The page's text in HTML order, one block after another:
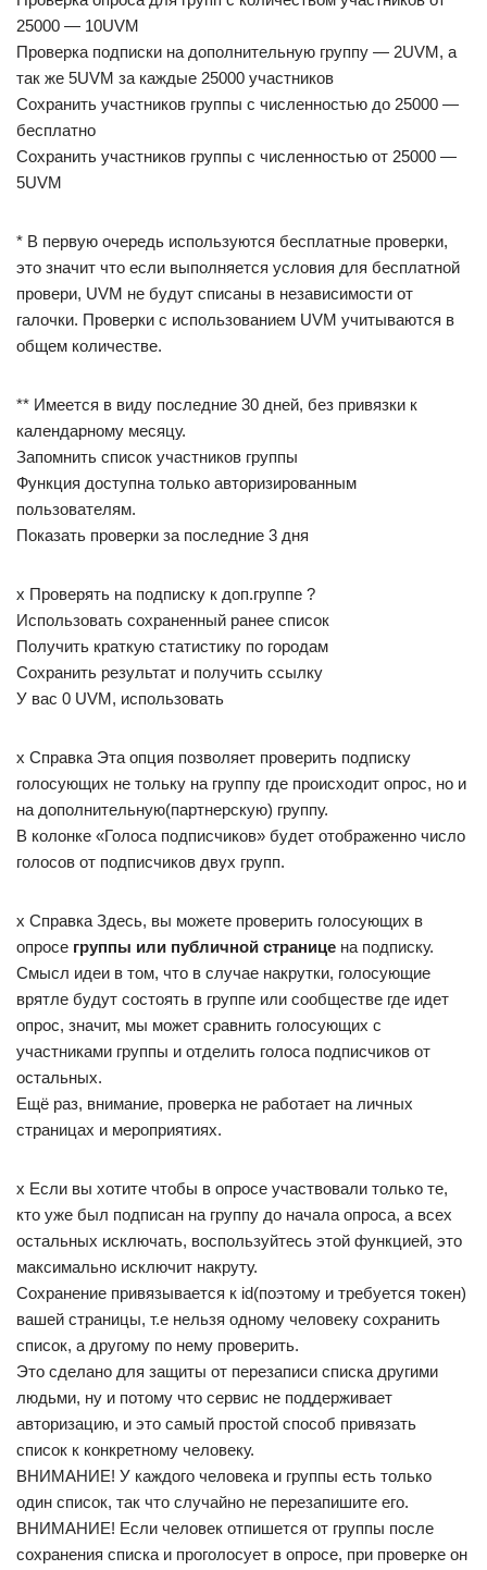
25000 — 10UVM
Проверка подписки на дополнительную группу — 2UVM, а
так же 5UVM за каждые 25000 участников
Сохранить участников группы с численностью до 25000 —
бесплатно
Сохранить участников группы с численностью от 25000 —
5UVM
* В первую очередь используются бесплатные проверки,
это значит что если выполняется условия для бесплатной
провери, UVM не будут списаны в независимости от
галочки. Проверки с использованием UVM учитываются в
общем количестве.
** Имеется в виду последние 30 дней, без привязки к
календарному месяцу.
Запомнить список участников группы
Функция доступна только авторизированным
пользователям.
Показать проверки за последние 3 дня
x Проверять на подписку к доп.группе ?
Использовать сохраненный ранее список
Получить краткую статистику по городам
Сохранить результат и получить ссылку
У вас 0 UVM, использовать
x Справка Эта опция позволяет проверить подписку
голосующих не тольку на группу где происходит опрос, но и
на дополнительную(партнерскую) группу.
В колонке «Голоса подписчиков» будет отображенно число
голосов от подписчиков двух групп.
x Справка Здесь, вы можете проверить голосующих в
опросе группы или публичной странице на подписку.
Смысл идеи в том, что в случае накрутки, голосующие
врятле будут состоять в группе или сообществе где идет
опрос, значит, мы может сравнить голосующих с
участниками группы и отделить голоса подписчиков от
остальных.
Ещё раз, внимание, проверка не работает на личных
страницах и мероприятиях.
x Если вы хотите чтобы в опросе участвовали только те,
кто уже был подписан на группу до начала опроса, а всех
остальных исключать, воспользуйтесь этой функцией, это
максимально исключит накруту.
Сохранение привязывается к id(поэтому и требуется токен)
вашей страницы, т.е нельзя одному человеку сохранить
список, а другому по нему проверить.
Это сделано для защиты от перезаписи списка другими
людьми, ну и потому что сервис не поддерживает
авторизацию, и это самый простой способ привязать
список к конкретному человеку.
ВНИМАНИЕ! У каждого человека и группы есть только
один список, так что случайно не перезапишите его.
ВНИМАНИЕ! Если человек отпишется от группы после
сохранения списка и проголосует в опросе, при проверке он